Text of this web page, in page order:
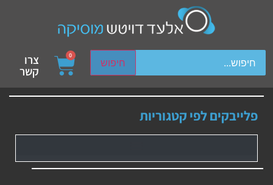
חיפוש
device users, explore by touch or with swipe gestures.
0 צרו
קשר
פלייבקים לפי קטגוריות